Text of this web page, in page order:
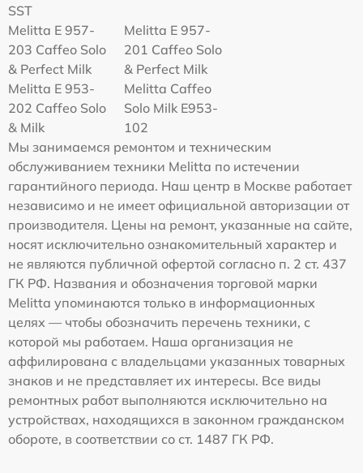
SST
Melitta E 957-
203 Caffeo Solo
& Perfect Milk
Melitta E 957-
201 Caffeo Solo
& Perfect Milk
Melitta Е 953-
202 Caffeo Solo
& Milk
Melitta Caffeo
Solo Milk E953-
102
Мы занимаемся ремонтом и техническим
обслуживанием техники Melitta по истечении
гарантийного периода. Наш центр в Москве работает
независимо и не имеет официальной авторизации от
производителя. Цены на ремонт, указанные на сайте,
носят исключительно ознакомительный характер и
не являются публичной офертой согласно п. 2 ст. 437
ГК РФ. Названия и обозначения торговой марки
Melitta упоминаются только в информационных
целях — чтобы обозначить перечень техники, с
которой мы работаем. Наша организация не
аффилирована с владельцами указанных товарных
знаков и не представляет их интересы. Все виды
ремонтных работ выполняются исключительно на
устройствах, находящихся в законном гражданском
обороте, в соответствии со ст. 1487 ГК РФ.